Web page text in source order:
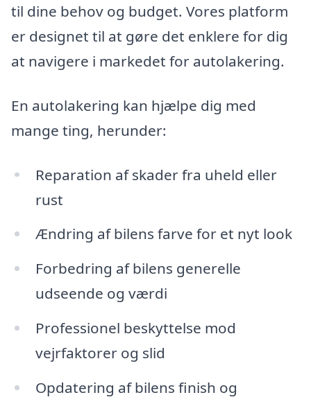
til dine behov og budget. Vores platform
er designet til at gøre det enklere for dig
at navigere i markedet for autolakering.
En autolakering kan hjælpe dig med
mange ting, herunder:
Reparation af skader fra uheld eller
rust
Ændring af bilens farve for et nyt look
Forbedring af bilens generelle
udseende og værdi
Professionel beskyttelse mod
vejrfaktorer og slid
Opdatering af bilens finish og